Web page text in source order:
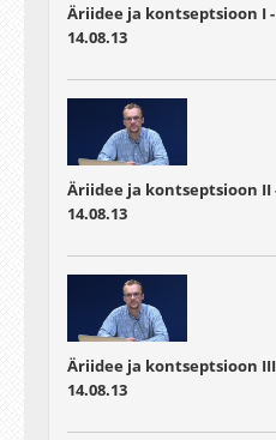
Äriidee ja kontseptsioon I
14.08.13
Äriidee ja kontseptsioon II
14.08.13
Äriidee ja kontseptsioon
14.08.13